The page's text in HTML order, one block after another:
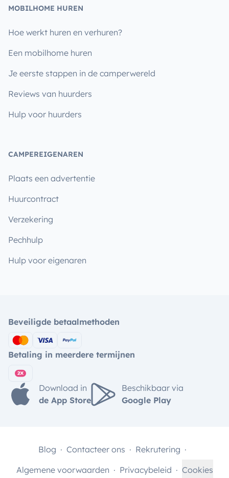
MOBILHOME HUREN
Hoe werkt huren en verhuren?
Een mobilhome huren
Je eerste stappen in de camperwereld
Reviews van huurders
Hulp voor huurders
CAMPEREIGENAREN
Plaats een advertentie
Huurcontract
Verzekering
Pechhulp
Hulp voor eigenaren
Beveiligde betaalmethoden
Betaling in meerdere termijnen
Download in
de App Store
Beschikbaar via
Google Play
Blog Contacteer ons
Rekrutering
Algemene voorwaarden
Privacybeleid Cookies